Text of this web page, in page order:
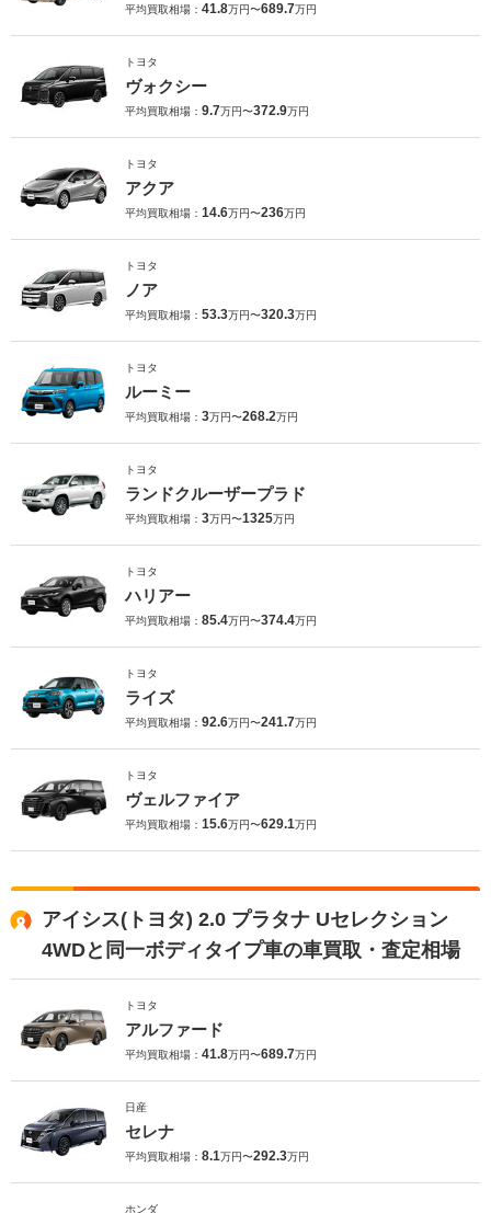
平均買取相場： 41.8万円〜689.7万円
トヨタ
ヴォクシー
平均買取相場： 9.7万円〜372.9万円
トヨタ
アクア
平均買取相場： 14.6万円〜236万円
トヨタ
ノア
平均買取相場： 53.3万円〜320.3万円
トヨタ
ルーミー
平均買取相場： 3万円〜268.2万円
トヨタ
ランドクルーザープラド
平均買取相場： 3万円〜1325万円
トヨタ
ハリアー
平均買取相場： 85.4万円〜374.4万円
トヨタ
ライズ
平均買取相場： 92.6万円〜241.7万円
トヨタ
ヴェルファイア
平均買取相場： 15.6万円〜629.1万円
アイシス(トヨタ) 2.0 プラタナ Uセレクション
4WDと同一ボディタイプ車の車買取・査定相場
トヨタ
アルファード
平均買取相場： 41.8万円〜689.7万円
日産
セレナ
平均買取相場： 8.1万円〜292.3万円
ホンダ